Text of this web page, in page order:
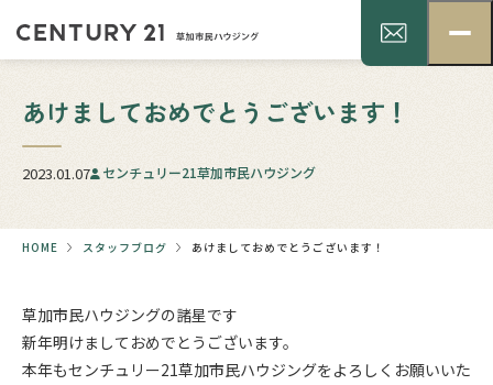
あけましておめでとうございます！
2023.01.07 センチュリー21草加市民ハウジング
HOME スタッフブログ あけましておめでとうございます！
草加市民ハウジングの諸星です
新年明けましておめでとうございます。
本年もセンチュリー21草加市民ハウジングをよろしくお願いいた